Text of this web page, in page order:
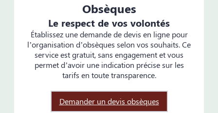
Obsèques
Le respect de vos volontés
Établissez une demande de devis en ligne pour
l’organisation d’obsèques selon vos souhaits. Ce
service est gratuit, sans engagement et vous
permet d’avoir une indication précise sur les
tarifs en toute transparence.
Demander un devis obsèques